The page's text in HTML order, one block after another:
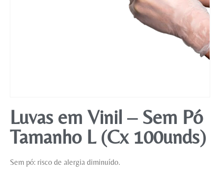
Luvas em Vinil – Sem Pó
Tamanho L (Cx 100unds)
Sem pó: risco de alergia diminuído.